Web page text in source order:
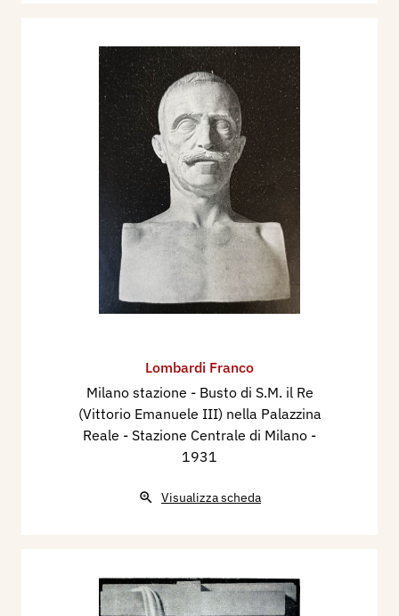
Lombardi Franco
Milano stazione - Busto di S.M. il Re
(Vittorio Emanuele III) nella Palazzina
Reale - Stazione Centrale di Milano -
1931
Visualizza scheda